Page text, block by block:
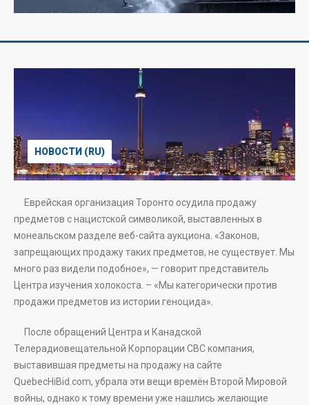
НОВОСТИ (RU)
Еврейская организация Торонто осудила продажу
предметов с нацистской символикой, выставленных в
монеальском разделе веб-сайта аукциона. «Законов,
запрещающих продажу таких предметов, не существует. Мы
много раз видели подобное», — говорит представитель
Центра изучения холокоста. – «Мы категорически против
продажи предметов из истории геноцида».
После обращений Центра и Канадской
Телерадиовещательной Корпорации СВС компания,
выставившая предметы на продажу на сайте
QuebecHiBid.com, убрала эти вещи времён Второй Мировой
войны, однако к тому времени уже нашлись желающие